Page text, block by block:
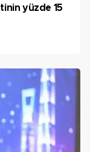
yüzde 15